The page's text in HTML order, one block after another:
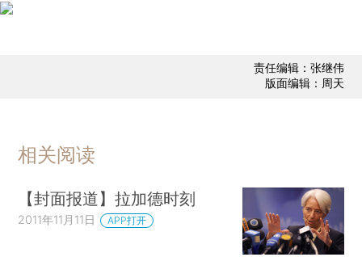
责任编辑：张继伟
版面编辑：周天
相关阅读
【封面报道】拉加德时刻
2011年11月11日 APP打开